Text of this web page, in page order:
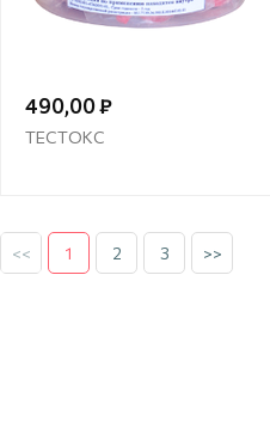
490,00 ₽
ТЕСТОКС
<< 1 2 3 >>